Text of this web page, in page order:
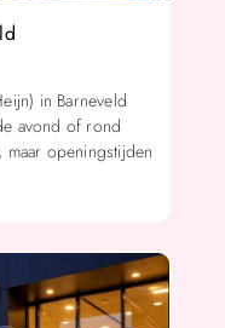
in Barneveld
avond of rond
openingstijden